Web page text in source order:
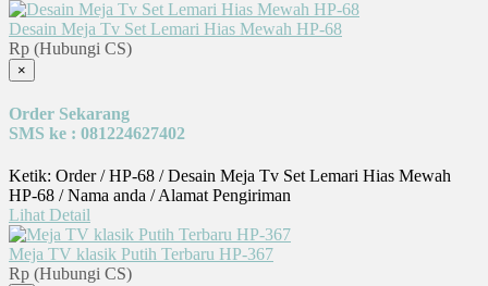
Desain Meja Tv Set Lemari Hias Mewah HP-68
Rp (Hubungi CS)
×
Order Sekarang
SMS ke : 081224627402
Ketik: Order / HP-68 / Desain Meja Tv Set Lemari Hias Mewah
HP-68 / Nama anda / Alamat Pengiriman
Lihat Detail
Meja TV klasik Putih Terbaru HP-367
Rp (Hubungi CS)